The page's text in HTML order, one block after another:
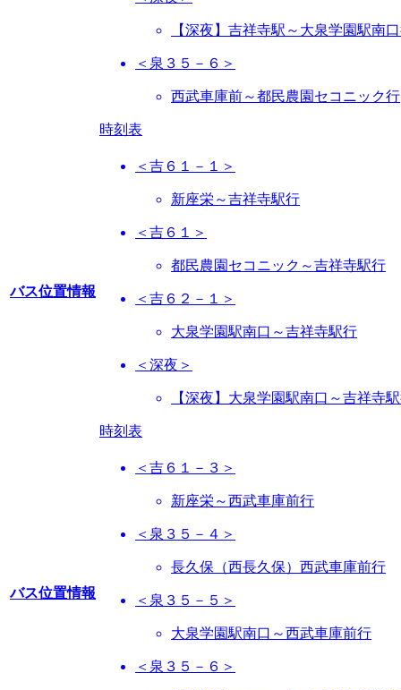
【深夜】吉祥寺駅～大泉学園駅南
＜泉３５－６＞
西武車庫前～都民農園セコニック行
時刻表
バス位置情報
＜吉６１－１＞
新座栄～吉祥寺駅行
＜吉６１＞
都民農園セコニック～吉祥寺駅行
＜吉６２－１＞
大泉学園駅南口～吉祥寺駅行
＜深夜＞
【深夜】大泉学園駅南口～吉祥寺
時刻表
バス位置情報
＜吉６１－３＞
新座栄～西武車庫前行
＜泉３５－４＞
長久保（西長久保）西武車庫前行
＜泉３５－５＞
大泉学園駅南口～西武車庫前行
＜泉３５－６＞